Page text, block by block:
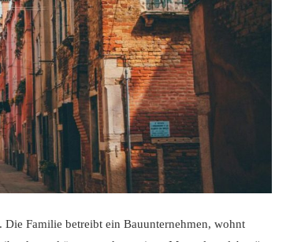
Die Familie betreibt ein Bauunternehmen, wohnt